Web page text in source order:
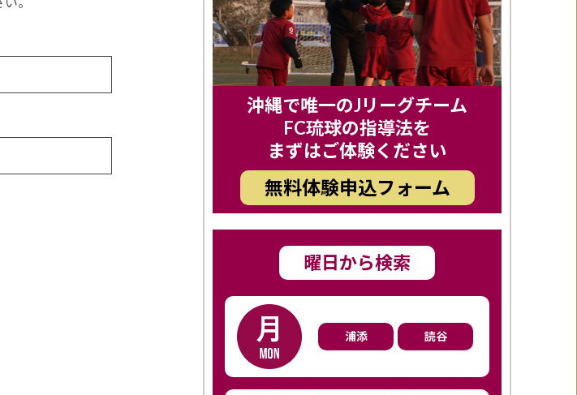
沖縄で唯一のJリーグチーム
FC琉球の指導法を
まずはご体験ください
無料体験申込フォーム
曜日から検索
浦添 読谷